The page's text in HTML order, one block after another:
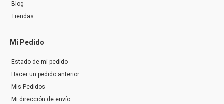
Blog
Tiendas
Mi Pedido
Estado de mi pedido
Hacer un pedido anterior
Mis Pedidos
Mi dirección de envío